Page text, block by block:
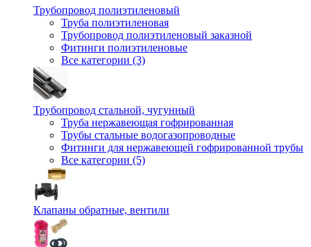
Трубопровод полиэтиленовый
Труба полиэтиленовая
Трубопровод полиэтиленовый заказной
Фитинги полиэтиленовые
Все категории (3)
Трубопровод стальной, чугунный
Труба нержавеющая гофрированная
Трубы стальные водогазопроводные
Фитинги для нержавеющей гофрированной трубы
Все категории (5)
Клапаны обратные, вентили